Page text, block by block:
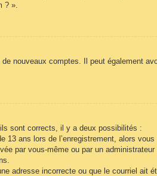
? ».
nouveaux comptes. Il peut également
sont corrects, il y a deux possibilités :
ans lors de l’enregistrement, alors
par vous-même ou par un
adresse incorrecte ou que le courriel ait